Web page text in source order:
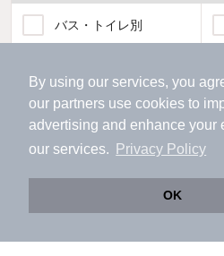
By using our services, you
our partners use cookies to
advertising and enhance your
our services.
Privacy Policy
OK
アプリに切り替えて、サク
会員登録なしですぐ使える。マ
バス・トイレ別
洗濯機置場あり
エアコンあり
コンロ2口以上